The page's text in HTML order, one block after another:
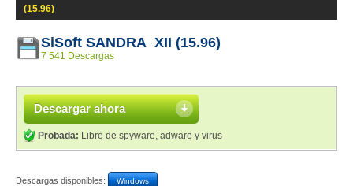
(15.96)
SiSoft SANDRA XII (15.96)
7 541 Descargas
Descargar ahora
Probada: Libre de spyware, adware y virus
Descargas disponibles: Windows